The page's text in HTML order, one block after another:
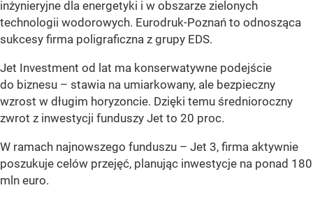
inżynieryjne dla energetyki i w obszarze zielonych
technologii wodorowych. Eurodruk-Poznań to odnosząca
sukcesy firma poligraficzna z grupy EDS.
Jet Investment od lat ma konserwatywne podejście
do biznesu – stawia na umiarkowany, ale bezpieczny
wzrost w długim horyzoncie. Dzięki temu średnioroczny
zwrot z inwestycji funduszy Jet to 20 proc.
W ramach najnowszego funduszu – Jet 3, firma aktywnie
poszukuje celów przejęć, planując inwestycje na ponad 180
mln euro.